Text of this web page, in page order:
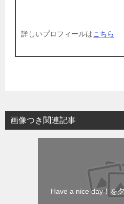
詳しいプロフィールはこちら
画像つき関連記事
Have a nice day！を